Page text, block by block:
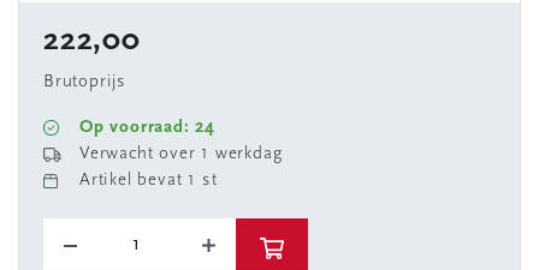
222,00
Brutoprijs
Op voorraad: 24
Verwacht over 1 werkdag
Artikel bevat 1 st